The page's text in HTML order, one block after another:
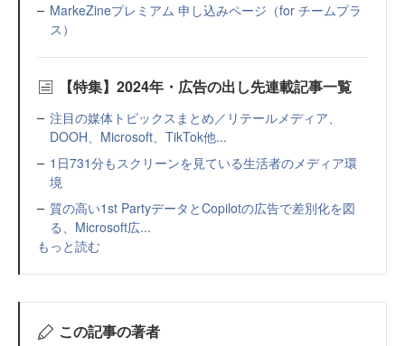
MarkeZineプレミアム 申し込みページ（for チームプラ
ス）
【特集】2024年・広告の出し先連載記事一覧
注目の媒体トピックスまとめ／リテールメディア、
DOOH、Microsoft、TikTok他...
1日731分もスクリーンを見ている生活者のメディア環
境
質の高い1st PartyデータとCopilotの広告で差別化を図
る、Microsoft広...
もっと読む
この記事の著者